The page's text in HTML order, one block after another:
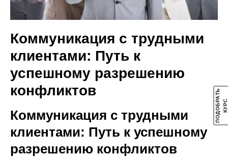
П
О
Д
О
Б Р
А
Т
Ь
К
У
Р С
Коммуникация с трудными
клиентами: Путь к
успешному разрешению
конфликтов
Коммуникация с трудными
клиентами: Путь к успешному
разрешению конфликтов